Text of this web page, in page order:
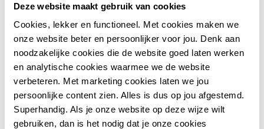
Deze website maakt gebruik van cookies
Cookies, lekker en functioneel. Met cookies maken we
onze website beter en persoonlijker voor jou. Denk aan
noodzakelijke cookies die de website goed laten werken
en analytische cookies waarmee we de website
verbeteren. Met marketing cookies laten we jou
persoonlijke content zien. Alles is dus op jou afgestemd.
Superhandig. Als je onze website op deze wijze wilt
gebruiken, dan is het nodig dat je onze cookies